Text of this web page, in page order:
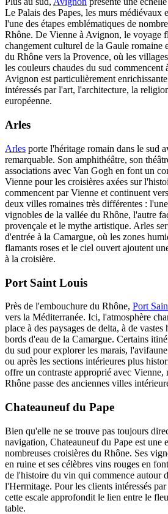
Le Palais des Papes, les murs médiévaux
l'une des étapes emblématiques de
Rhône. De Vienne à Avignon, le voyage
changement culturel de la Gaule romaine
du Rhône vers la Provence, où les
les couleurs chaudes du sud commencent
Avignon est particulièrement
intéressés par l'art, l'architecture, la
européenne.
Arles
Arles porte l'héritage romain dans le sud
remarquable. Son amphithéâtre, son
associations avec Van Gogh en font un
Vienne pour les croisières axées sur
commencent par Vienne et continuent
deux villes romaines très différentes :
vignobles de la vallée du Rhône, l'autre
provençale et le mythe artistique. Arles
d'entrée à la Camargue, où les zones
flamants roses et le ciel ouvert ajoutent
à la croisière.
Port Saint Louis
Près de l'embouchure du Rhône, Port
vers la Méditerranée. Ici, l'atmosphère
place à des paysages de delta, à de
bords d'eau de la Camargue. Certains
du sud pour explorer les marais,
ou après les sections intérieures plus
offre un contraste approprié avec Vienne,
Rhône passe des anciennes villes
Chateauneuf du Pape
Bien qu'elle ne se trouve pas toujours
navigation, Chateauneuf du Pape est une
nombreuses croisières du Rhône. Ses
en ruine et ses célèbres vins rouges en
de l'histoire du vin qui commence autour
l'Hermitage. Pour les clients intéressés
cette escale approfondit le lien entre le
table.